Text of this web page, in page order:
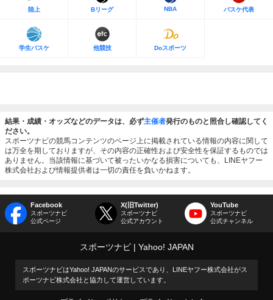
陸上 Bリーグ NBA バスケ代表
学生バスケ 他競技 Doスポーツ
結果・成績・オッズなどのデータは、必ず主催者発行のものと照合し確認してく
ださい。
スポーツナビの競馬コンテンツのページ上に掲載されている情報の内容に関して
は万全を期しておりますが、その内容の正確性および安全性を保証するものでは
ありません。当該情報に基づいて被ったいかなる損害についても、LINEヤフー
株式会社および情報提供者は一切の責任を負いかねます。
Facebook
スポーツナビ
公式ページ
X(旧Twitter)
スポーツナビ
公式アカウント
YouTube
スポーツナビ
公式チャンネル
スポーツナビ Yahoo! JAPAN
スポーツナビはYahoo! JAPANのサービスであり、LINEヤフー株式会社がス
ポーツナビ株式会社と協力して運営しています。